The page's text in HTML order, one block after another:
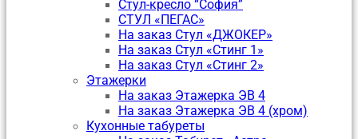
Стул-кресло “София”
CТУЛ «ПЕГАС»
На заказ Стул «ДЖОКЕР»
На заказ Стул «Стинг 1»
На заказ Стул «Стинг 2»
Этажерки
На заказ Этажерка ЭВ 4
На заказ Этажерка ЭВ 4 (хром)
Кухонные табуреты